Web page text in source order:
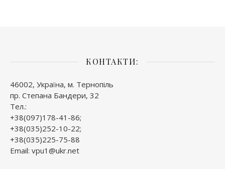
КОНТАКТИ:
46002, Україна, м. Тернопіль
пр. Степана Бандери, 32
Тел.:
+38(097)178-41-86;
+38(035)252-10-22;
+38(035)225-75-88
Email: vpu1@ukr.net